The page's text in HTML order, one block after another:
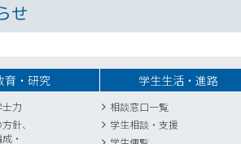
せ
育・研究
力
針、
・
学生生活・進路
相談窓口一覧
学生相談・支援